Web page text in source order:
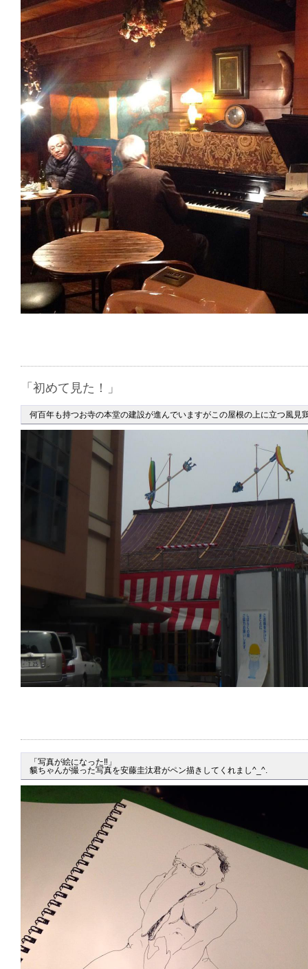
「初めて見た！」
何百年も持つお寺の本堂の建設が進んでいますがこの屋根の上に立つ風見
「写真が絵になった‼」
貘ちゃんが撮った写真を安藤圭汰君がペン描きしてくれまし^_^.